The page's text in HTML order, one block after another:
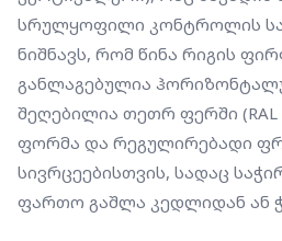
სრულყოფილი კონტროლის
ნიშნავს, რომ წინა რიგის
განლაგებულია
შეღებილია თეთრ ფერში (RAL
ფორმა და რეგულირებადი
სივრცეებისთვის, სადაც
ფართო გაშლა კედლიდან ან